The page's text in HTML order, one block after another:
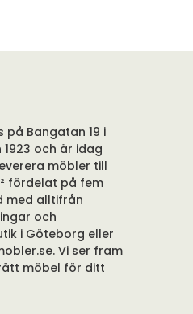
på Bangatan 19 i
och är idag
möbler till
fördelat på fem
med alltifrån
och
i Göteborg eller
Vi ser fram
möbel för ditt